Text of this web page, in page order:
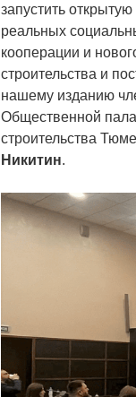
запустить
реальных
кооперации и
строительства и
нашему изданию
Общественной
строительства
Никитин.